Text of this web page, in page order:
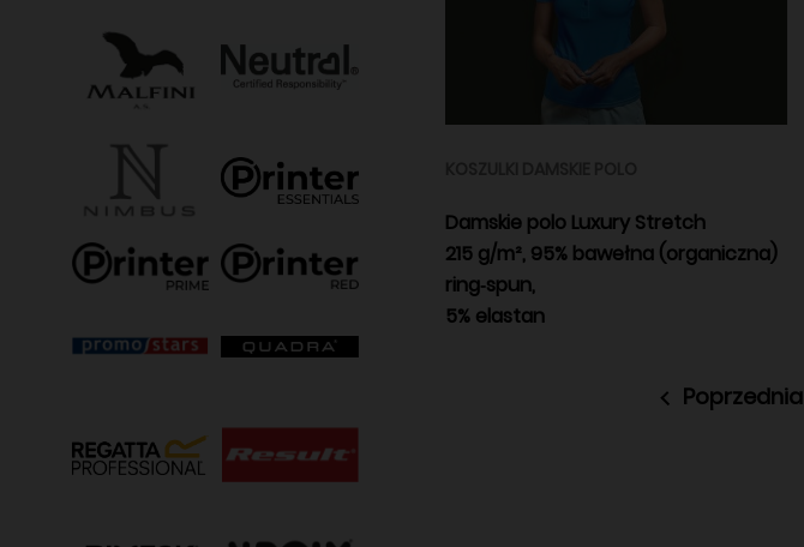
Damskie polo Luxury Stretch
215 g/m², 95% bawełna (organiczna)
ring‑spun,
5% elastan
Poprzednia